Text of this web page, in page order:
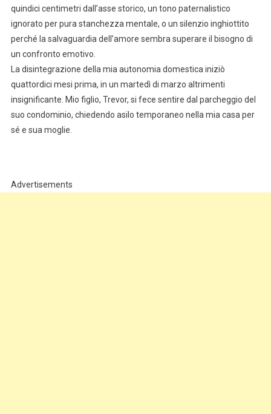
quindici centimetri dall’asse storico, un tono paternalistico
ignorato per pura stanchezza mentale, o un silenzio inghiottito
perché la salvaguardia dell’amore sembra superare il bisogno di
un confronto emotivo.
La disintegrazione della mia autonomia domestica iniziò
quattordici mesi prima, in un martedì di marzo altrimenti
insignificante. Mio figlio, Trevor, si fece sentire dal parcheggio del
suo condominio, chiedendo asilo temporaneo nella mia casa per
sé e sua moglie.
Advertisements